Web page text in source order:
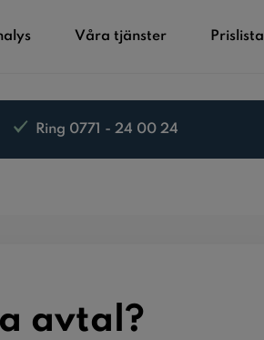
Våra tjänster Prislista
Ring 0771 - 24 00 24
avtal?